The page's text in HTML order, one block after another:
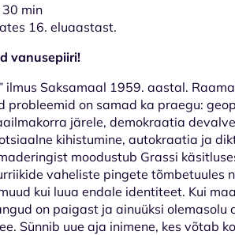
30 min
16. eluaastast.
vanusepiiri!
ilmus Saksamaal 1959. aastal.
probleemid on samad ka praegu:
järele, demokraatia
kihistumine, autokraatia ja
moodustub Grassi
vaheliste pingete tõmbetuules
kui luua endale identiteet. Kui
on paigast ja ainuüksi olemasolu
Sünnib uue aja inimene, kes võtab